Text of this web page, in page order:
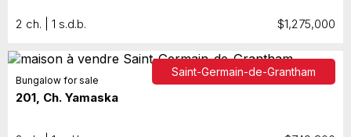
2 ch. | 1 s.d.b. $1,275,000
Saint-Germain-de-Grantham
Bungalow for sale
201, Ch. Yamaska